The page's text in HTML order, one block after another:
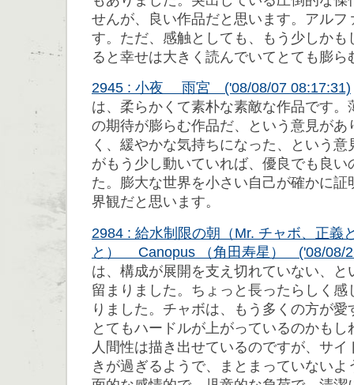
せんが、良い作品だと思います。アルフ
す。ただ、感触としても、もう少しかも
ると幸せは大きく読んでいてとても膨ら
2945 : 小夜 雨宮 ('08/08/07 08:17:31)
は、柔らかくて素朴な素敵な作品です。
の期待が膨らむ作品だ、という意見があ
く、緩やかな気持ちになった、という
がもう少し動いていれば、優良でも良い
た。膨大な世界を小さい自己が確かに証
界観だと思います。
2984 : 給水制限の朝（Mr. チャボ、正義
と） Canopus （角田寿星） ('08/08/
は、構成が展開を支え切れていない、と
留まりました。ちょっと長ったらしく感
りました。チャボは、もう多くの方が
とてもハードルが上がっているのかも
人間性は描き出せているのですが、サ
きが過ぎるようで、まとまっていない